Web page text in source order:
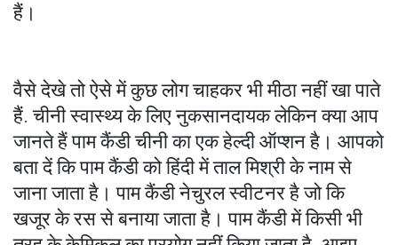
हैं।
वैसे देखे तो ऐसे में कुछ लोग चाहकर भी मीठा नहीं खा पाते
हैं. चीनी स्वास्थ्य के लिए नुकसानदायक लेकिन क्या आप
जानते हैं पाम कैंडी चीनी का एक हेल्दी ऑप्शन है। आपको
बता दें कि पाम कैंडी को हिंदी में ताल मिश्री के नाम से
जाना जाता है। पाम कैंडी नेचुरल स्वीटनर है जो कि
खजूर के रस से बनाया जाता है। पाम कैंडी में किसी भी